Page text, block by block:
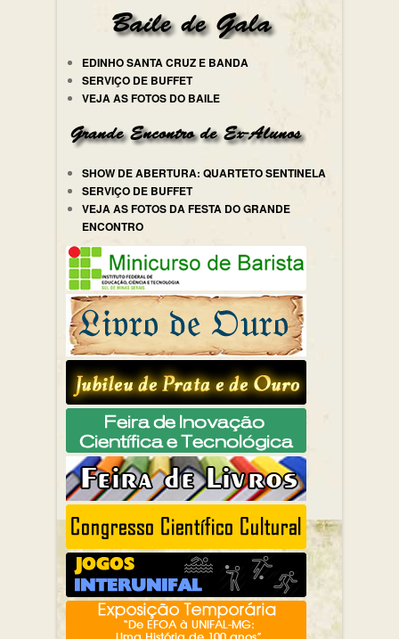
EDINHO SANTA CRUZ E BANDA
SERVIÇO DE BUFFET
VEJA AS FOTOS DO BAILE
SHOW DE ABERTURA: QUARTETO SENTINELA
SERVIÇO DE BUFFET
VEJA AS FOTOS DA FESTA DO GRANDE
ENCONTRO